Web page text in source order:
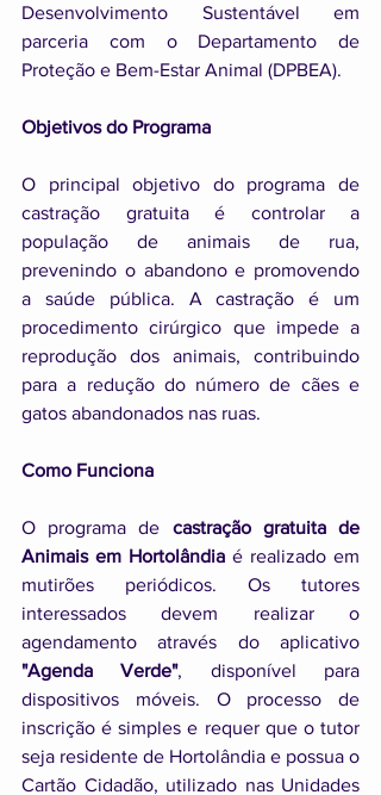
Desenvolvimento Sustentável em
parceria com o Departamento de
Proteção e Bem-Estar Animal (DPBEA).
Objetivos do Programa
O principal objetivo do programa de
castração gratuita é controlar a
população de animais de rua,
prevenindo o abandono e promovendo
a saúde pública. A castração é um
procedimento cirúrgico que impede a
reprodução dos animais, contribuindo
para a redução do número de cães e
gatos abandonados nas ruas.
Como Funciona
O programa de castração gratuita de
Animais em Hortolândia é realizado em
mutirões periódicos. Os tutores
interessados devem realizar o
"Agenda Verde", disponível para
dispositivos móveis. O processo de
inscrição é simples e requer que o tutor
seja residente de Hortolândia e possua o
Cartão Cidadão, utilizado nas Unidades